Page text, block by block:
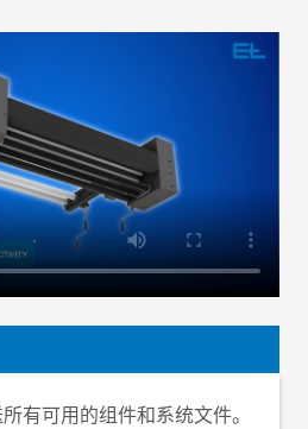
至 30 V DC（波动包括在内）
最大 1.0 A
mm（宽频带传感器 FE 451）
大 ± 300 mm（根据幅面宽度、
布距离及布料材质决定）
高 130 m/min
）
有可用的组件和系统文件。